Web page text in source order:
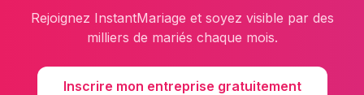
Rejoignez InstantMariage et soyez visible par des
milliers de mariés chaque mois.
Inscrire mon entreprise gratuitement